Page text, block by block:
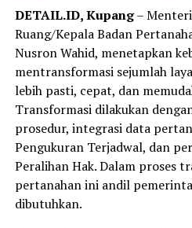
DETAIL.ID, Kupang–
Ruang/Kepala Badan
Nusron Wahid, menetapkan
mentransformasi sejumlah
lebih pasti, cepat, dan
Transformasi dilakukan
prosedur, integrasi data
Pengukuran Terjadwal, dan
Peralihan Hak. Dalam proses
pertanahan ini andil
dibutuhkan.